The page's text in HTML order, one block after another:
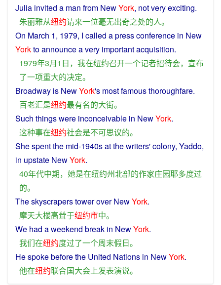
Julia invited a man from NewYork, notveryexciting.
朱丽雅从纽约请来一位毫无出奇之处的人。
On March 1, 1979, I called a pressconference in New
Yorktoannounceavery importantacquisition.
1979年3月1日， 我在纽约召开一个记者招待会， 宣布
了一项重大的决定。
Broadway is NewYork's mostfamousthoroughfare.
百老汇是纽约最有名的大街。
Such thingswere inconceivable in NewYork.
这种事在纽约社会是不可思议的。
Shespentthe mid-1940s at thewriters'colony, Yaddo,
in upstate NewYork.
40年代中期， 她是在纽约州北部的作家庄园耶多度过
的。
TheskyscraperstoweroverNewYork.
摩天大楼高耸于纽约市中。
We had aweekend break in NewYork.
我们在纽约度过了一个周末假日。
Hespokebefore the United Nations in NewYork.
他在纽约联合国大会上发表演说。